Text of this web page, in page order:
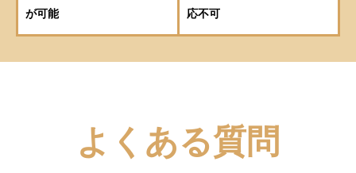
が可能 応不可
よくある質問